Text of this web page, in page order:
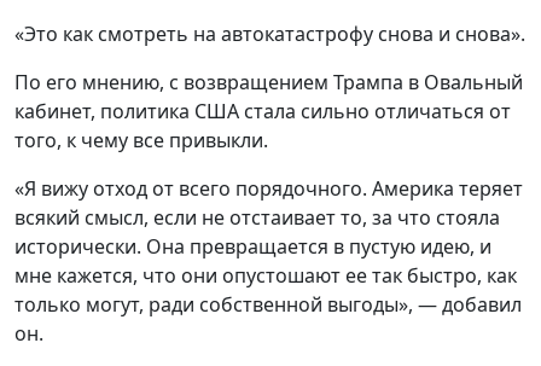
«Это как смотреть на автокатастрофу снова и снова».
По его мнению, с возвращением Трампа в Овальный
кабинет, политика США стала сильно отличаться от
того, к чему все привыкли.
«Я вижу отход от всего порядочного. Америка теряет
всякий смысл, если не отстаивает то, за что стояла
исторически. Она превращается в пустую идею, и
мне кажется, что они опустошают ее так быстро, как
только могут, ради собственной выгоды», — добавил
он.